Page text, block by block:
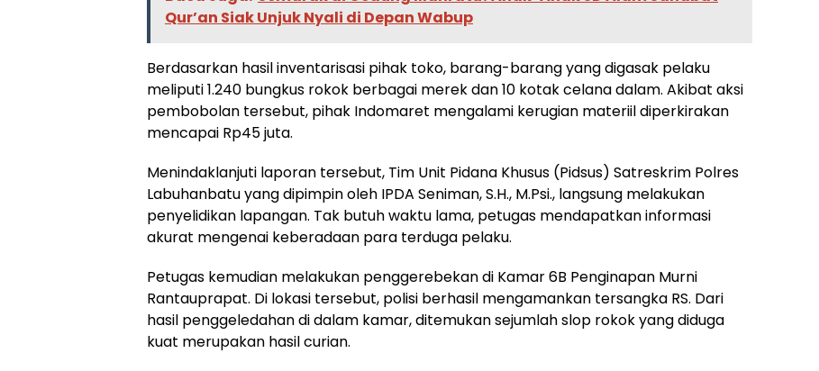
Qur’an Siak Unjuk Nyali di Depan Wabup
​Berdasarkan hasil inventarisasi pihak toko, barang-barang yang digasak pelaku
meliputi 1.240 bungkus rokok berbagai merek dan 10 kotak celana dalam. Akibat aksi
pembobolan tersebut, pihak Indomaret mengalami kerugian materiil diperkirakan
mencapai Rp45 juta.
​Menindaklanjuti laporan tersebut, Tim Unit Pidana Khusus (Pidsus) Satreskrim Polres
Labuhanbatu yang dipimpin oleh IPDA Seniman, S.H., M.Psi., langsung melakukan
penyelidikan lapangan. Tak butuh waktu lama, petugas mendapatkan informasi
akurat mengenai keberadaan para terduga pelaku.
​Petugas kemudian melakukan penggerebekan di Kamar 6B Penginapan Murni
Rantauprapat. Di lokasi tersebut, polisi berhasil mengamankan tersangka RS. Dari
hasil penggeledahan di dalam kamar, ditemukan sejumlah slop rokok yang diduga
kuat merupakan hasil curian.